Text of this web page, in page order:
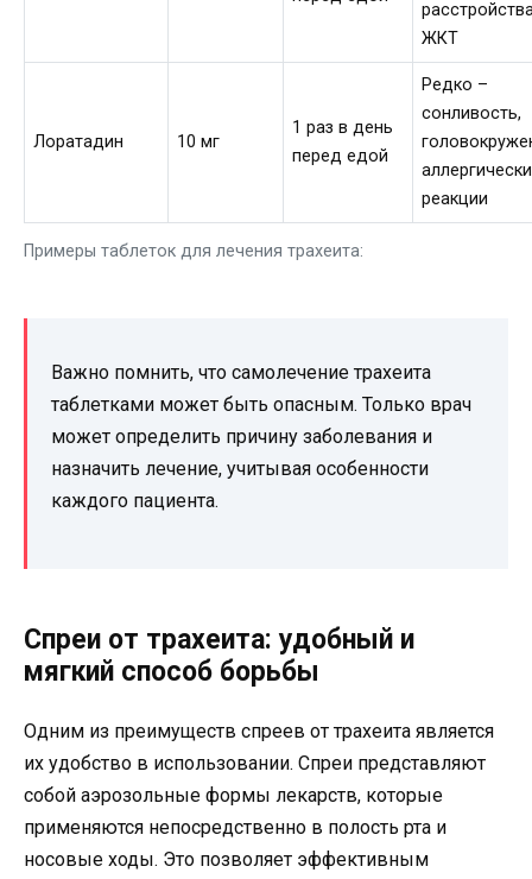
Примеры таблеток для лечения трахеита:
ЖКТ
Лоратадин 10 мг
1 раз в день
перед едой
Редко –
сонливость,
реакции
Важно помнить, что самолечение трахеита
таблетками может быть опасным. Только врач
может определить причину заболевания и
назначить лечение, учитывая особенности
каждого пациента.
Спреи от трахеита: удобный и
мягкий способ борьбы
Одним из преимуществ спреев от трахеита является
их удобство в использовании. Спреи представляют
собой аэрозольные формы лекарств, которые
применяются непосредственно в полость рта и
носовые ходы. Это позволяет эффективным